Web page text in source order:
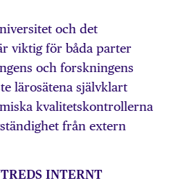
och det
viktig för båda parter
och forskningens
lärosätena självklart
kvalitetskontrollerna
från extern
INTERNT